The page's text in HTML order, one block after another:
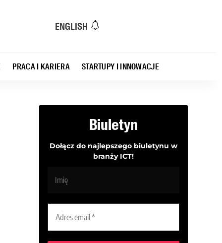
ENGLISH
PRACA I KARIERA STARTUPY I INNOWACJE
Biuletyn
Dołącz do najlepszego biuletynu w
branży ICT!